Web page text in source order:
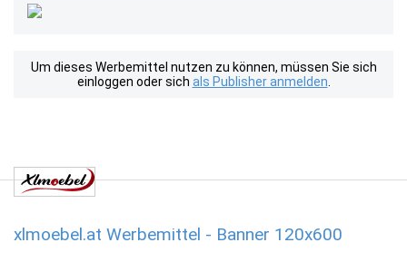
Um dieses Werbemittel nutzen zu können, müssen Sie sich
einloggen oder sich als Publisher anmelden
xlmoebel.at Werbemittel - Banner 120x600